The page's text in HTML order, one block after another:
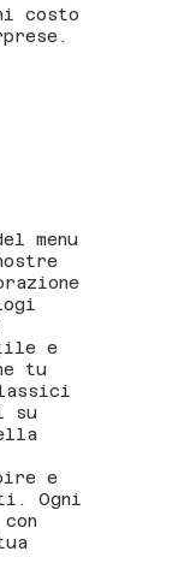
costo
menu
e
tu
su
e
Ogni